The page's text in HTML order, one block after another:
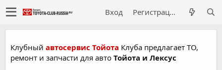
Вход Регистрация
Клубный автосервис Тойота Клуба предлагает ТО,
ремонт и запчасти для авто Тойота и Лексус